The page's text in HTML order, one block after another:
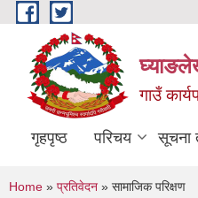
Skip to main content
गाउँ
गृहपृष्ठ परिचय सूचना
You are here
Home » प्रतिवेदन » सामाजिक परिक्षण